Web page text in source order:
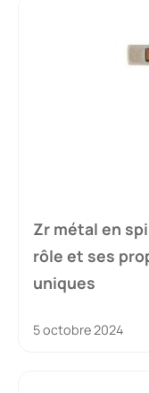
Zr métal en
rôle et ses
uniques
5 octobre 2024